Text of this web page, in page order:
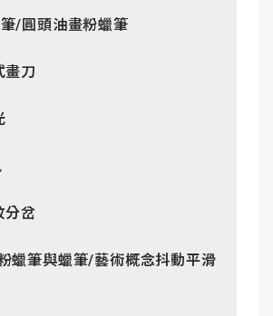
/圓頭油畫粉蠟筆
畫刀
分岔
蠟筆與蠟筆/藝術概念抖動平滑